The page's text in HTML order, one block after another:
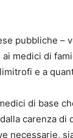
pubbliche –
medici di
e a
di base
carenza
necessarie,